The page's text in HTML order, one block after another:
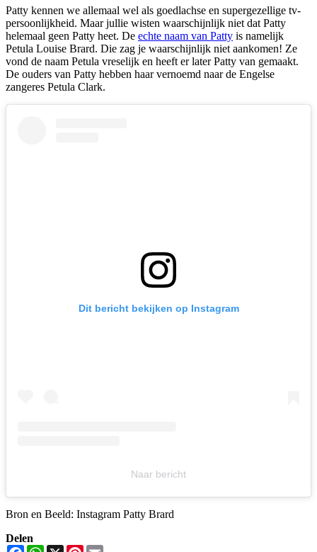
Patty kennen we allemaal wel als goedlachse en supergezellige tv-
persoonlijkheid. Maar jullie wisten waarschijnlijk niet dat Patty
helemaal geen Patty heet. De echte naam van Patty is namelijk
Petula Louise Brard. Die zag je waarschijnlijk niet aankomen! Ze
vond de naam Petula vreselijk en heeft er later Patty van gemaakt.
De ouders van Patty hebben haar vernoemd naar de Engelse
zangeres Petula Clark.
Dit bericht bekijken op Instagram
Naar bericht
Bron en Beeld: Instagram Patty Brard
Delen